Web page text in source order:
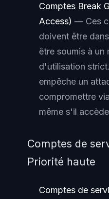
Comptes Break
Access) — Ces
doivent être
être soumis à un
d'utilisation
empêche un
compromettre
même s'il
Comptes de
Priorité haute
Comptes de